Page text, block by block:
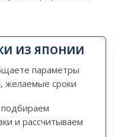
ИЗ ЯПОНИИ
параметры
желаемые сроки
и рассчитываем